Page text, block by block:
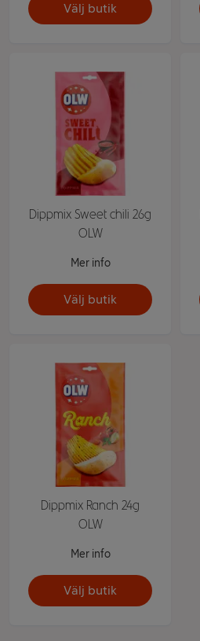
Välj butik
Dippmix Sweet chili 26g
OLW
Mer info
Välj butik
Dippmix Ranch 24g
OLW
Mer info
Välj butik